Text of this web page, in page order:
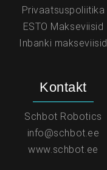
Privaatsuspoliitika
ESTO Makseviisid
Inbanki makseviisid
Kontakt
Schbot Robotics
info@schbot.ee
www.schbot.ee